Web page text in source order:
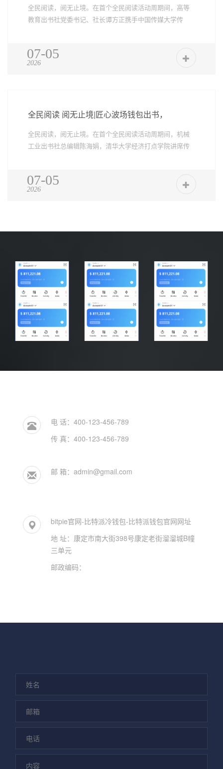
全民阅读，阅无止境。在首个全民阅读活动周期间，高等
教育出书社党委书记、社长谭方正携手中国传媒大学传
07-05
2026
全民阅读 阅无止境|匠心波场钱包出书，
全民阅读，阅无止境。在首个全民阅读活动周期间，机械
工业出书社总编辑陈海娟，清华大学经济打点学院讲席传
07-05
2026
电 话：400-123-456-789
传 真：400-123-456-789
邮 箱： admin@gmail.com
bitpie官网-比特派冷钱包-比特派钱包官网网址
地 址：康定市南大街398号康定老街溜溜城B幢
三单元
邮政编码：